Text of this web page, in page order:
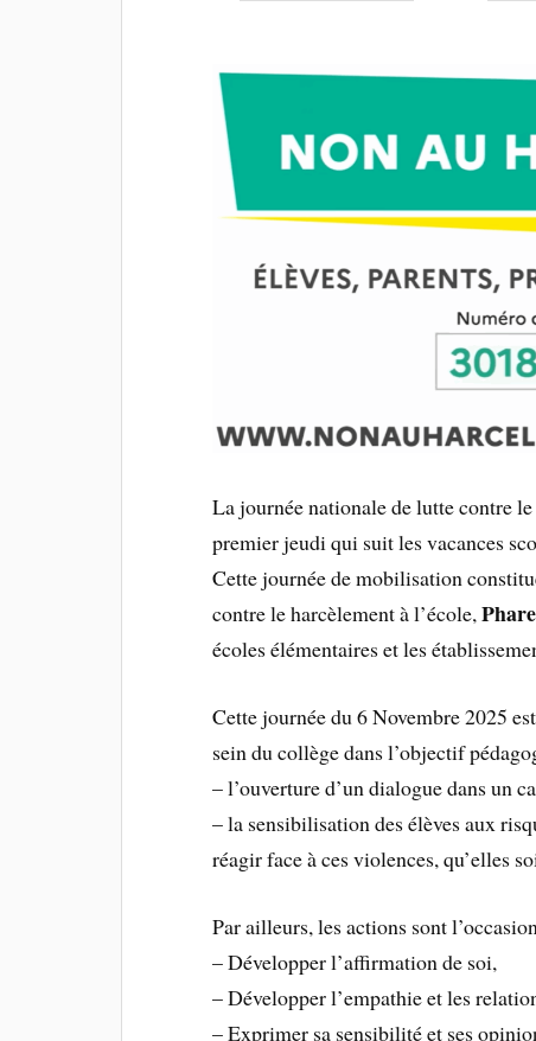
La journée nationale de lutte contre
premier jeudi qui suit les vacances
Cette journée de mobilisation
contre le harcèlement à l’école,Phare
écoles élémentaires et les
Cette journée du 6 Novembre 2025
sein du collège dans l’objectif
– l’ouverture d’un dialogue dans un
– la sensibilisation des élèves aux
réagir face à ces violences, qu’elles
Par ailleurs, les actions sont
– Développer l’affirmation de soi,
– Développer l’empathie et les
– Exprimer sa sensibilité et ses